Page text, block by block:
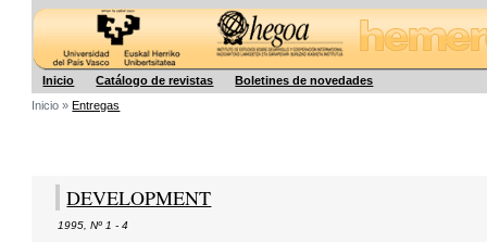
Inicio Catálogo de revistas
Boletines de novedades
Inicio »Entregas
DEVELOPMENT
1995 ,Nº 1 - 4